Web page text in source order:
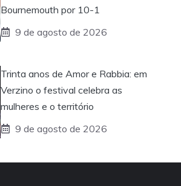
Bournemouth por 10-1
9 de agosto de 2026
Trinta anos de Amor e Rabbia: em
Verzino o festival celebra as
mulheres e o território
9 de agosto de 2026